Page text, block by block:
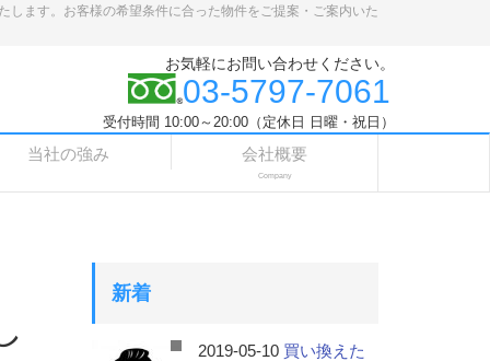
ます。お客様の希望条件に合った物件をご提案・ご案内いた
お気軽にお問い合わせください。
03-5797-7061
受付時間 10:00～20:00（定休日 日曜・祝日）
当社の強み 会社概要
Company
新着
2019-05-10 買い換えた